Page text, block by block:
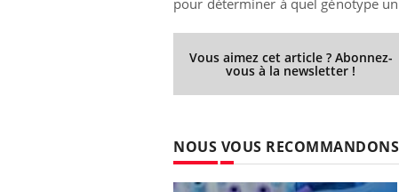
pour déterminer à quel génotype
Vous aimez cet article ? Abonnez-
vous à la newsletter !
NOUS VOUS RECOMMANDONS